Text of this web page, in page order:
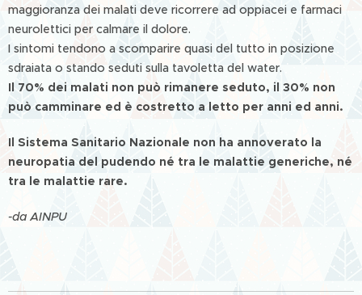
maggioranza dei malati deve ricorrere ad oppiacei e farmaci
neurolettici per calmare il dolore.
I sintomi tendono a scomparire quasi del tutto in posizione
sdraiata o stando seduti sulla tavoletta del water.
Il 70% dei malati non può rimanere seduto, il 30% non
può camminare ed è costretto a letto per anni ed anni.
Il Sistema Sanitario Nazionale non ha annoverato la
neuropatia del pudendo né tra le malattie generiche, né
tra le malattie rare.
-da AINPU